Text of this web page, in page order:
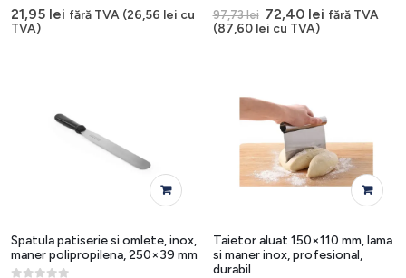
0out of 5
21,95 lei fără TVA (26,56 lei cu
TVA)
0out of 5
97,73lei Prețul
inițial
72,40 lei Prețul
fără TVA
(87,60 lei cu TVA)
Spatula patiserie si omlete, inox,
maner polipropilena, 250×39 mm
Taietor aluat 150×110 mm, lama
si maner inox, profesional,
durabil